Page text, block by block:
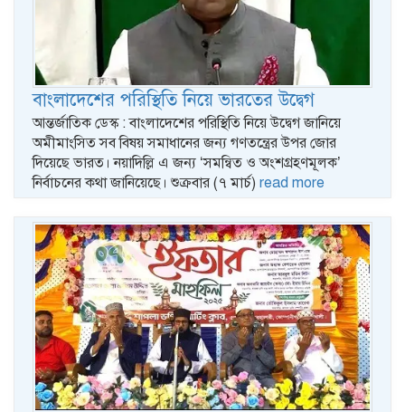
বাংলাদেশের পরিস্থিতি নিয়ে ভারতের উদ্বেগ
আন্তর্জাতিক ডেস্ক : বাংলাদেশের পরিস্থিতি নিয়ে উদ্বেগ জানিয়ে
অমীমাংসিত সব বিষয় সমাধানের জন্য গণতন্ত্রের উপর জোর
দিয়েছে ভারত। নয়াদিল্লি এ জন্য ‘সমন্বিত ও অংশগ্রহণমূলক’
নির্বাচনের কথা জানিয়েছে। শুক্রবার (৭ মার্চ) read more